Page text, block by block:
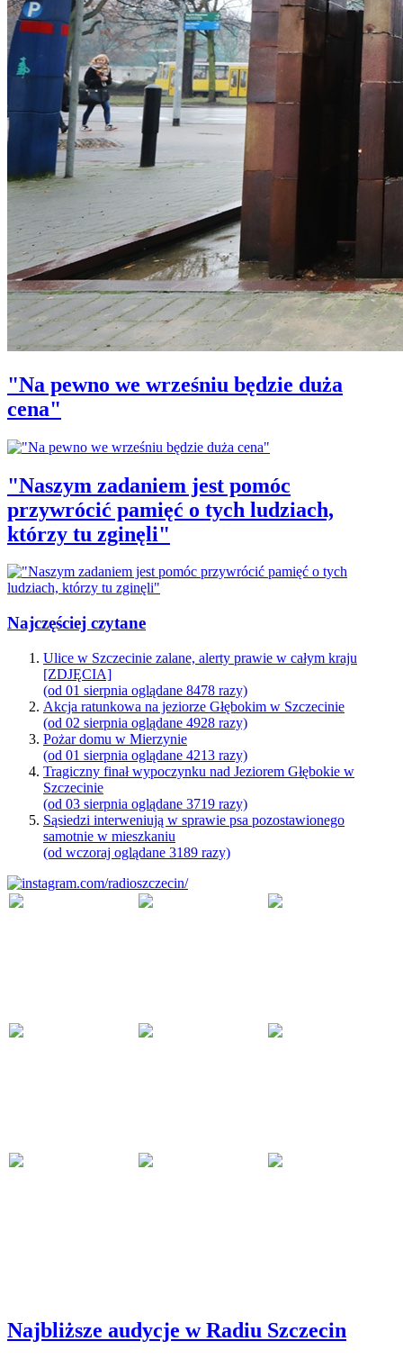
"Na pewno we wrześniu będzie duża
cena"
"Naszym zadaniem jest pomóc
przywrócić pamięć o tych ludziach,
którzy tu zginęli"
Najczęściej czytane
Ulice w Szczecinie zalane, alerty prawie w całym kraju
[ZDJĘCIA]
(od 01 sierpnia oglądane 8478 razy)
Akcja ratunkowa na jeziorze Głębokim w Szczecinie
(od 02 sierpnia oglądane 4928 razy)
Pożar domu w Mierzynie
(od 01 sierpnia oglądane 4213 razy)
Tragiczny finał wypoczynku nad Jeziorem Głębokie w
Szczecinie
(od 03 sierpnia oglądane 3719 razy)
Sąsiedzi interweniują w sprawie psa pozostawionego
samotnie w mieszkaniu
(od wczoraj oglądane 3189 razy)
Najbliższe audycje w Radiu Szczecin